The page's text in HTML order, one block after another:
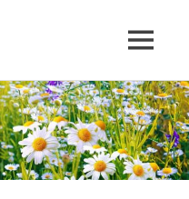
MENU